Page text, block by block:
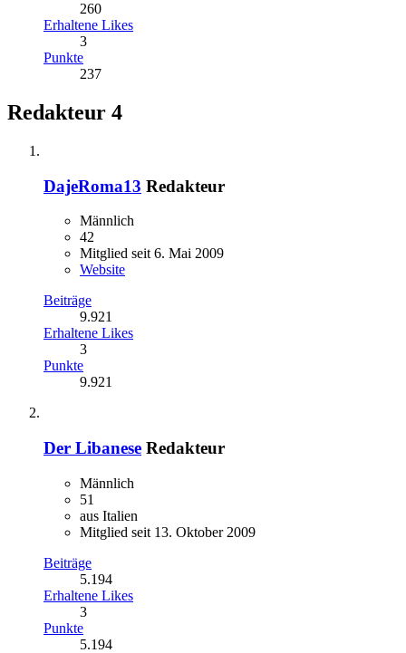
260
Erhaltene Likes
3
Punkte
237
Redakteur 4
DajeRoma13 Redakteur
Männlich
42
Mitglied seit 6. Mai 2009
Website
Beiträge
9.921
Erhaltene Likes
3
Punkte
9.921
Der Libanese Redakteur
Männlich
51
aus Italien
Mitglied seit 13. Oktober 2009
Beiträge
5.194
Erhaltene Likes
3
Punkte
5.194